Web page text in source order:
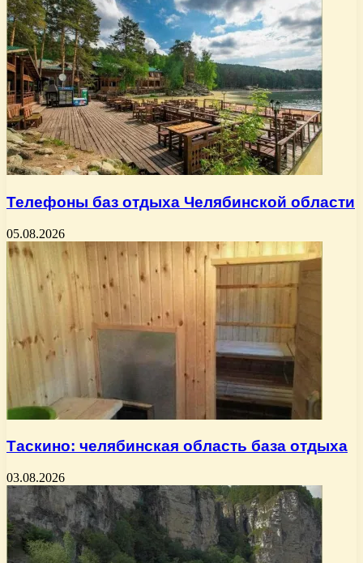
Телефоны баз отдыха Челябинской области
05.08.2026
Таскино: челябинская область база отдыха
03.08.2026